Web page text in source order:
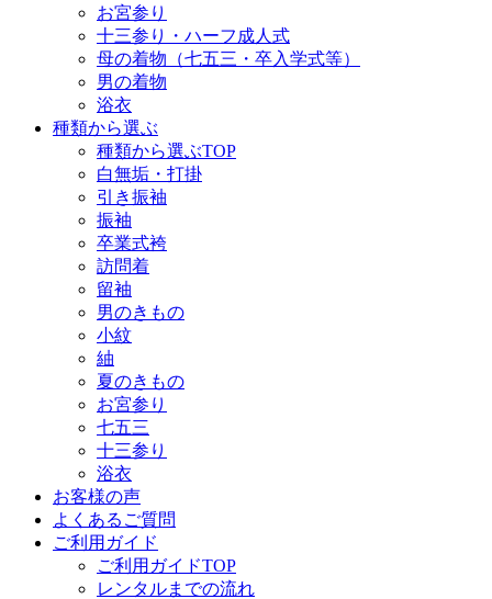
お宮参り
十三参り・ハーフ成人式
母の着物（七五三・卒入学式等）
男の着物
浴衣
種類から選ぶ
種類から選ぶTOP
白無垢・打掛
引き振袖
振袖
卒業式袴
訪問着
留袖
男のきもの
小紋
紬
夏のきもの
お宮参り
七五三
十三参り
浴衣
お客様の声
よくあるご質問
ご利用ガイド
ご利用ガイドTOP
レンタルまでの流れ